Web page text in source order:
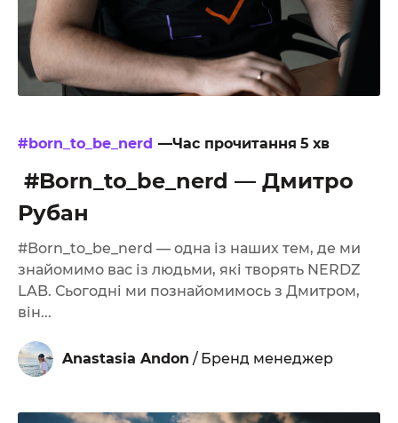
#born_to_be_nerd —Час прочитання 5 хв
#Born_to_be_nerd — Дмитро
Рубан
#Born_to_be_nerd — одна із наших тем, де ми
знайомимо вас із людьми, які творять NERDZ
LAB. Сьогодні ми познайомимось з Дмитром,
він...
Anastasia Andon / Бренд менеджер